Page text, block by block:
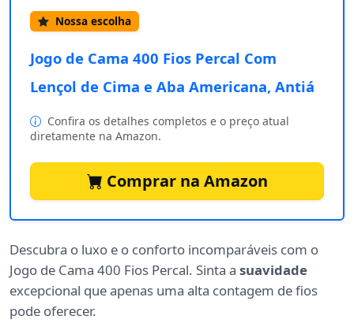
Nossa escolha
Jogo de Cama 400 Fios Percal Com
Lençol de Cima e Aba Americana, Antiá
Confira os detalhes completos e o preço atual
diretamente na Amazon.
Comprar na Amazon
Descubra o luxo e o conforto incomparáveis com o
Jogo de Cama 400 Fios Percal. Sinta a suavidade
excepcional que apenas uma alta contagem de fios
pode oferecer.